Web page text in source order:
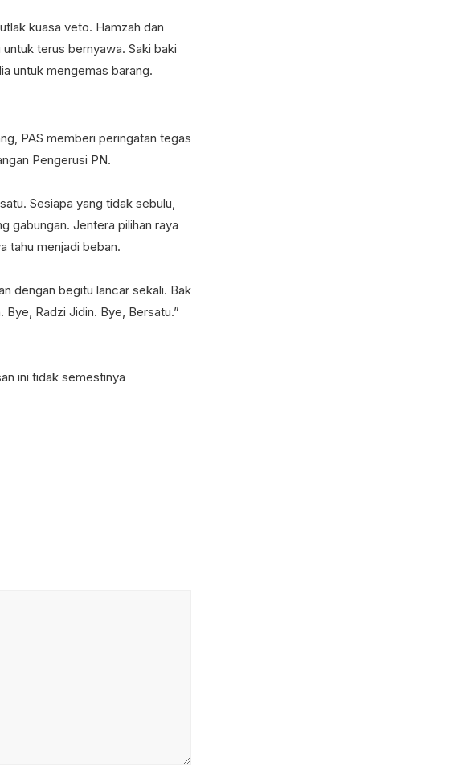
kuasa veto. Hamzah dan
terus bernyawa. Saki baki
untuk mengemas barang.
PAS memberi peringatan tegas
Pengerusi PN.
Sesiapa yang tidak sebulu,
gabungan. Jentera pilihan raya
tahu menjadi beban.
dengan begitu lancar sekali. Bak
Radzi Jidin. Bye, Bersatu.”
ini tidak semestinya